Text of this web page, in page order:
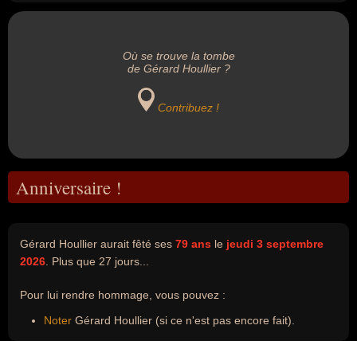
Où se trouve la tombe
de Gérard Houllier ?
Contribuez !
Anniversaire !
Gérard Houllier aurait fêté ses 79 ans le jeudi 3 septembre
2026 . Plus que 27 jours...
Pour lui rendre hommage, vous pouvez :
Noter Gérard Houllier (si ce n'est pas encore fait).